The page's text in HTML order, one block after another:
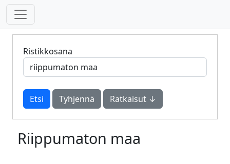
Ristikkosana
Tyhjennä Ratkaisut ↓
Riippumaton maa